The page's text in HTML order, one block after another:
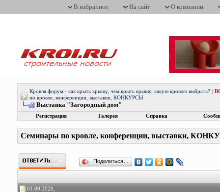
В избранное На сайт О компании
Кровля форум - как крыть крышу, чем крыть крышу, какую кровлю выбрать?
по кровле, конференции, выставки, КОНКУРСЫ
Выставка "Загородный дом"
Регистрация Галерея Справка
Семинары по кровле, конференции, выставки,
Поделиться…
01.09.2020,